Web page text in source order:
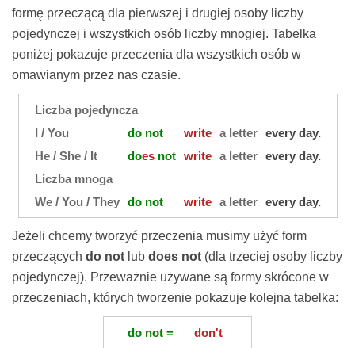
formę przeczącą dla pierwszej i drugiej osoby liczby
pojedynczej i wszystkich osób liczby mnogiej. Tabelka
poniżej pokazuje przeczenia dla wszystkich osób w
omawianym przez nas czasie.
Liczba pojedyncza
I / You
do not write a letter
every day.
He / She / It
doesnot write a letter
every day.
Liczba mnoga
We / You / They
do not write a letter every day.
Jeżeli chcemy tworzyć przeczenia musimy użyć form
przeczących do not lub does not (dla trzeciej osoby liczby
pojedynczej). Przeważnie używane są formy skrócone w
przeczeniach, których tworzenie pokazuje kolejna tabelka:
do not =
don't